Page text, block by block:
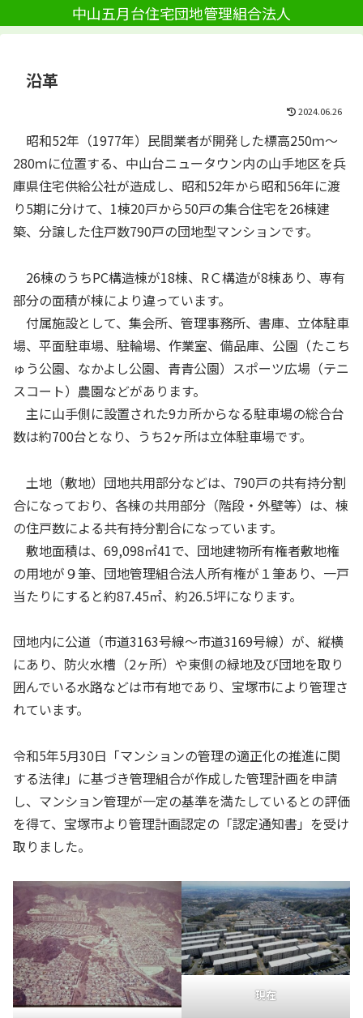
中山五月台住宅団地管理組合法人
沿革
2024.06.26
昭和52年（1977年）民間業者が開発した標高250ｍ〜
280ｍに位置する、中山台ニュータウン内の山手地区を兵
庫県住宅供給公社が造成し、昭和52年から昭和56年に渡
り5期に分けて、1棟20戸から50戸の集合住宅を26棟建
築、分譲した住戸数790戸の団地型マンションです。
26棟のうちPC構造棟が18棟、RＣ構造が8棟あり、専有
部分の面積が棟により違っています。
付属施設として、集会所、管理事務所、書庫、立体駐車
場、平面駐車場、駐輪場、作業室、備品庫、公園（たこち
ゅう公園、なかよし公園、青青公園）スポーツ広場（テニ
スコート）農園などがあります。
主に山手側に設置された9カ所からなる駐車場の総合台
数は約700台となり、うち2ヶ所は立体駐車場です。
土地（敷地）団地共用部分などは、790戸の共有持分割
合になっており、各棟の共用部分（階段・外壁等）は、棟
の住戸数による共有持分割合になっています。
敷地面積は、69,098㎡41で、団地建物所有権者敷地権
の用地が９筆、団地管理組合法人所有権が１筆あり、一戸
当たりにすると約87.45㎡、約26.5坪になります。
団地内に公道（市道3163号線～市道3169号線）が、縦横
にあり、防火水槽（2ヶ所）や東側の緑地及び団地を取り
囲んでいる水路などは市有地であり、宝塚市により管理さ
れています。
令和5年5月30日「マンションの管理の適正化の推進に関
する法律」に基づき管理組合が作成した管理計画を申請
し、マンション管理が一定の基準を満たしているとの評価
を得て、宝塚市より管理計画認定の「認定通知書」を受け
取りました。
現在